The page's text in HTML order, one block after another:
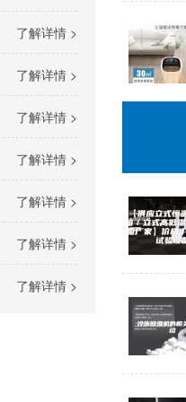
了解详情 >
了解详情 >
了解详情 >
了解详情 >
了解详情 >
了解详情 >
了解详情 >